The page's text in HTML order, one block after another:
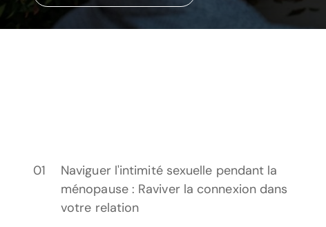
Naviguer l'intimité sexuelle pendant la
ménopause : Raviver la connexion dans
votre relation